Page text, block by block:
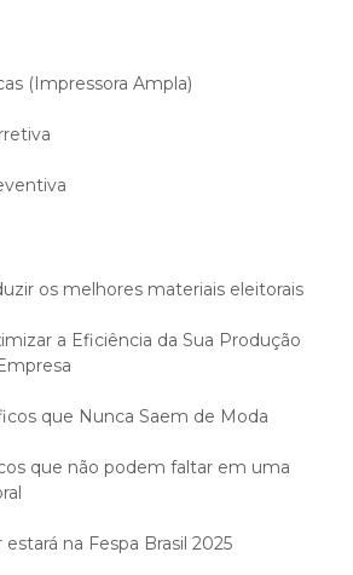
(Impressora Ampla)
os melhores materiais eleitorais
a Eficiência da Sua Produção
que Nunca Saem de Moda
que não podem faltar em uma
na Fespa Brasil 2025